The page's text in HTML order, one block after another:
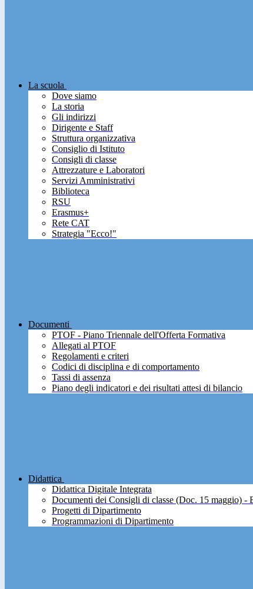
La scuola
Dove siamo
La storia
Gli indirizzi
Dirigente e Staff
Struttura organizzativa
Consiglio di Istituto
Consigli di classe
Attrezzature e Laboratori
Servizi Amministrativi
Biblioteca
RSU
Erasmus+
Rete CAT
Strategia "Ecco!"
Documenti
PTOF - Piano Triennale dell'Offerta Formativa
Allegati al PTOF
Regolamenti e criteri
Codici di disciplina e di comportamento
Tassi di assenza
Piano degli indicatori e dei risultati attesi di bilancio
Didattica
Didattica Digitale Integrata
Documenti dei Consigli di classe (Doc. 15 maggio) -
Progetti di Dipartimento
Programmazioni di Dipartimento